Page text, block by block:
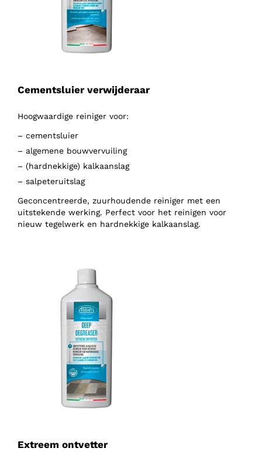
Cementsluier verwijderaar
Hoogwaardige reiniger voor:
– cementsluier
– algemene bouwvervuiling
– (hardnekkige) kalkaanslag
– salpeteruitslag
Geconcentreerde, zuurhoudende reiniger met een
uitstekende werking. Perfect voor het reinigen voor
nieuw tegelwerk en hardnekkige kalkaanslag.
Extreem ontvetter